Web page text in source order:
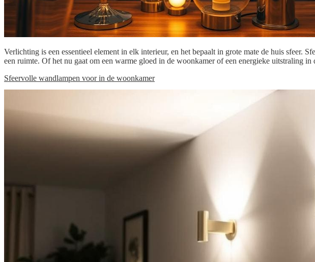
Verlichting is een essentieel element in elk interieur, en het bepaalt in grote mate de huis sfeer.
een ruimte. Of het nu gaat om een warme gloed in de woonkamer of een energieke uitstraling
Sfeervolle wandlampen voor in de woonkamer